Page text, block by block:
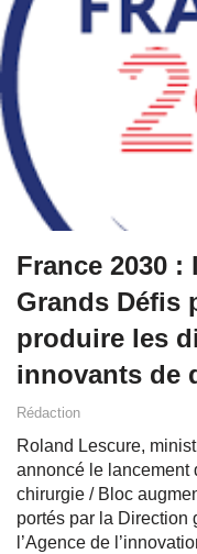
France 2030
Grands Défis
produire les
innovants de
Rédaction
Roland Lescure,
annoncé le lancement
chirurgie / Bloc
portés par la Direction
l’Agence de